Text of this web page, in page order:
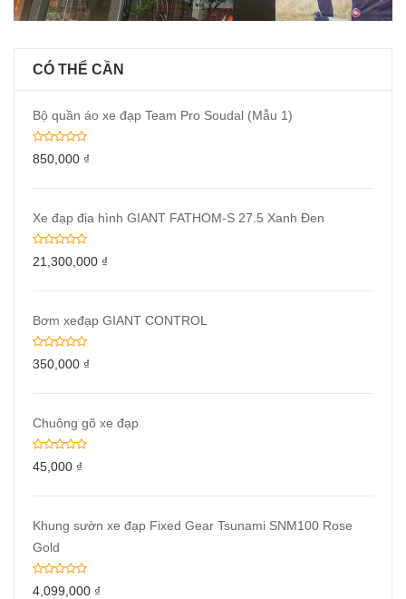
CÓ THỂ CẦN
Bộ quần áo xe đạp Team Pro Soudal (Mẫu 1)
850,000 ₫
Xe đạp địa hình GIANT FATHOM-S 27.5 Xanh Đen
21,300,000 ₫
Bơm xeđạp GIANT CONTROL
350,000 ₫
Chuông gõ xe đạp
45,000 ₫
Khung sườn xe đạp Fixed Gear Tsunami SNM100 Rose
Gold
4,099,000 ₫